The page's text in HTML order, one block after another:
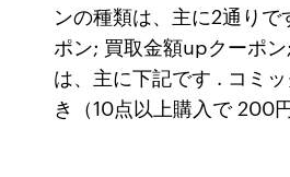
ンの種類は、主に2通りで
ポン; 買取金額upクーポ
は、主に下記です . コミ
き（10点以上購入で 200